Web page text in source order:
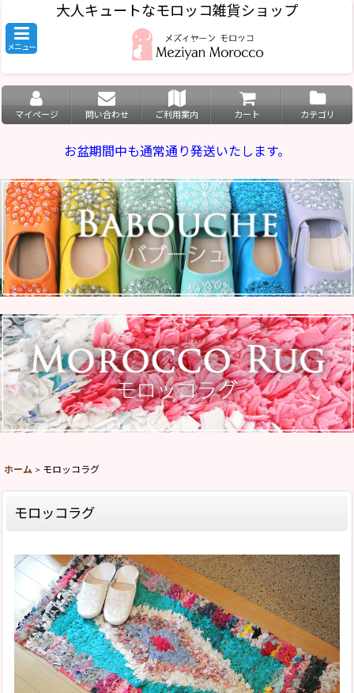
大人キュートなモロッコ雑貨ショップ
メニュー
マイページ 問い合わせ ご利用案内 カート カテゴリ
お盆期間中も通常通り発送いたします。
ホーム > モロッコラグ
モロッコラグ